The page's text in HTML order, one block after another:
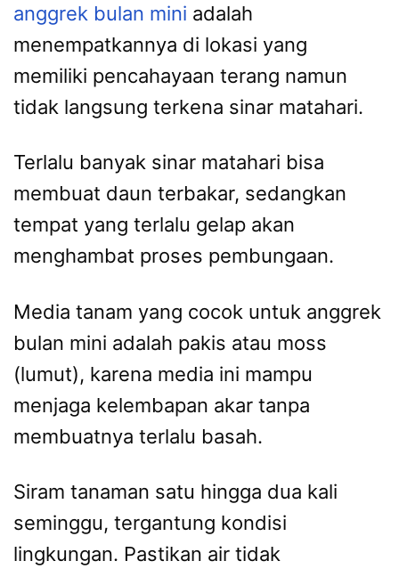
anggrek bulan mini adalah
menempatkannya di lokasi yang
memiliki pencahayaan terang namun
tidak langsung terkena sinar matahari.
Terlalu banyak sinar matahari bisa
membuat daun terbakar, sedangkan
tempat yang terlalu gelap akan
menghambat proses pembungaan.
Media tanam yang cocok untuk anggrek
bulan mini adalah pakis atau moss
(lumut), karena media ini mampu
menjaga kelembapan akar tanpa
membuatnya terlalu basah.
Siram tanaman satu hingga dua kali
seminggu, tergantung kondisi
lingkungan. Pastikan air tidak